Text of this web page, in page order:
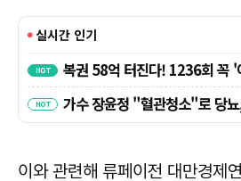
이와 관련해 류페이전 대만경제